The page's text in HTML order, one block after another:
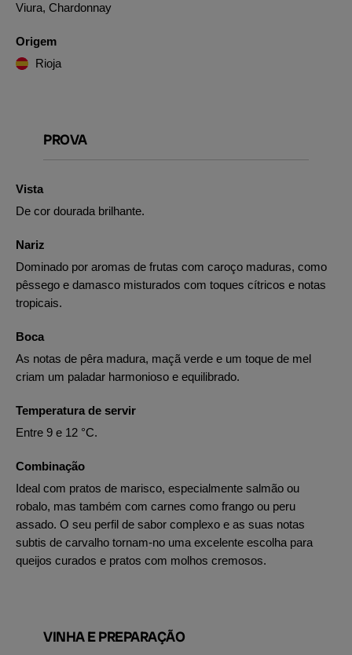
Viura, Chardonnay
Origem
Rioja
PROVA
Vista
De cor dourada brilhante.
Nariz
Dominado por aromas de frutas com caroço maduras, como
pêssego e damasco misturados com toques cítricos e notas
tropicais.
Boca
As notas de pêra madura, maçã verde e um toque de mel
criam um paladar harmonioso e equilibrado.
Temperatura de servir
Entre 9 e 12 °C.
Combinação
Ideal com pratos de marisco, especialmente salmão ou
robalo, mas também com carnes como frango ou peru
assado. O seu perfil de sabor complexo e as suas notas
subtis de carvalho tornam-no uma excelente escolha para
queijos curados e pratos com molhos cremosos.
VINHA E PREPARAÇÃO